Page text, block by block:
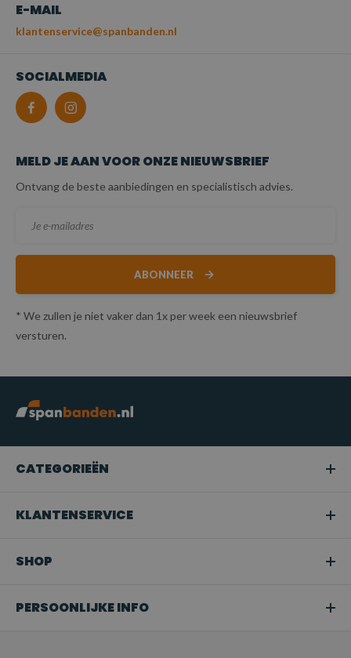
E-MAIL
klantenservice@spanbanden.nl
SOCIALMEDIA
MELD JE AAN VOOR ONZE NIEUWSBRIEF
Ontvang de beste aanbiedingen en specialistisch advies.
ABONNEER
* We zullen je niet vaker dan 1x per week een nieuwsbrief
versturen.
CATEGORIEËN
KLANTENSERVICE
SHOP
PERSOONLIJKE INFO